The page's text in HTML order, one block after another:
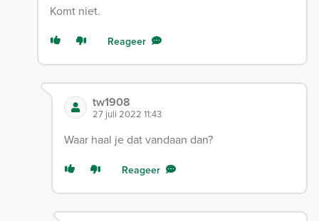
Komt niet.
Reageer
tw1908
27 juli 2022 11:43
Waar haal je dat vandaan dan?
Reageer